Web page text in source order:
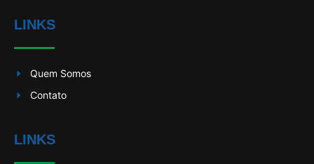
LINKS
Quem Somos
Contato
LINKS